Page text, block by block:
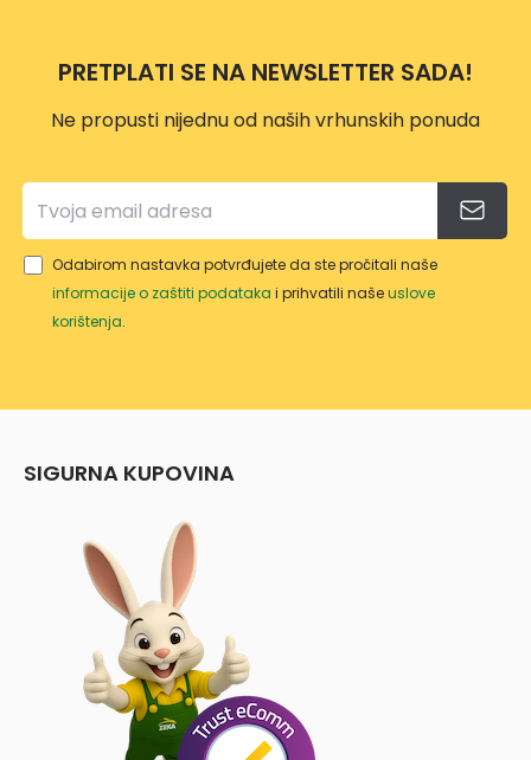
ENA
NA
PRETPLATI SE NA NEWSLETTER SADA!
Ne propusti nijednu od naših vrhunskih ponuda
Odabirom nastavka potvrđujete da ste pročitali naše
informacije o zaštiti podataka i prihvatili našeuslove
korištenja.
SIGURNA KUPOVINA